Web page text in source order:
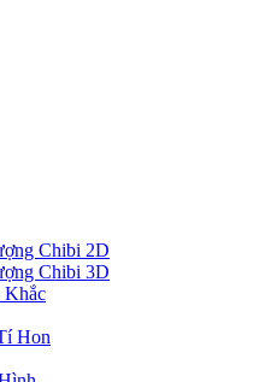
Chibi 2D
Chibi 3D
Khắc
Hon